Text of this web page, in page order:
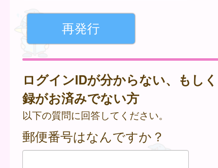
ログインIDが分からない、もし
録がお済みでない方
以下の質問に回答してください。
郵便番号はなんですか？